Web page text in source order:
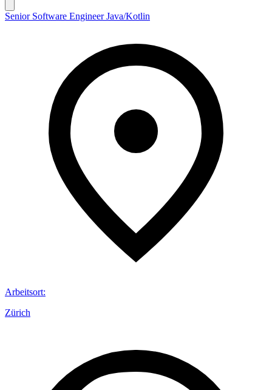
Senior Software Engineer Java/Kotlin
Arbeitsort:
Zürich